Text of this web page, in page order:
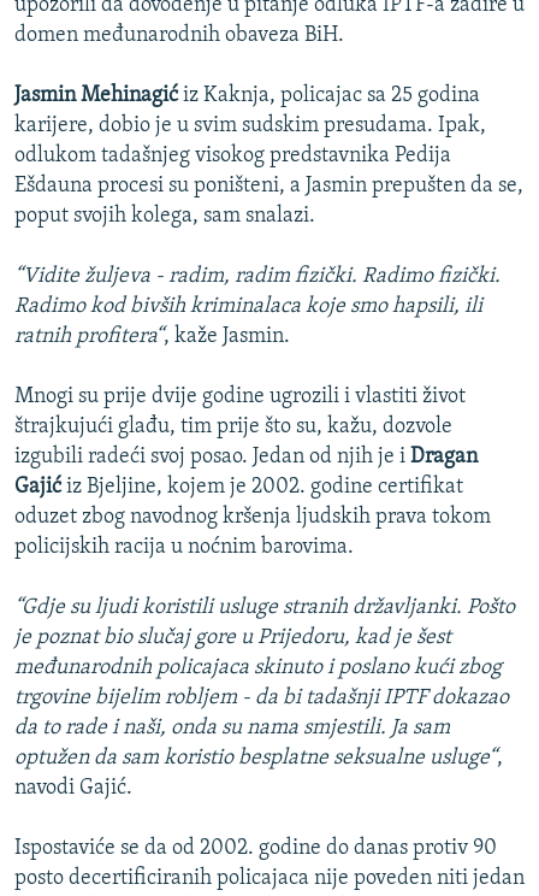
upozorili da dovođenje u pitanje odluka IPTF-a zadire u
domen međunarodnih obaveza BiH.
Jasmin Mehinagićiz Kaknja, policajac sa 25 godina
karijere, dobio je u svim sudskim presudama. Ipak,
odlukom tadašnjeg visokog predstavnika Pedija
Ešdauna procesi su poništeni, a Jasmin prepušten da se,
poput svojih kolega, sam snalazi.
“Vidite žuljeva - radim, radim fizički. Radimo fizički.
Radimo kod bivših kriminalaca koje smo hapsili, ili
ratnih profitera“, kaže Jasmin.
Mnogi su prije dvije godine ugrozili i vlastiti život
štrajkujući glađu, tim prije što su, kažu, dozvole
izgubili radeći svoj posao. Jedan od njih je i Dragan
Gajićiz Bjeljine, kojem je 2002. godine certifikat
oduzet zbog navodnog kršenja ljudskih prava tokom
policijskih racija u noćnim barovima.
“Gdje su ljudi koristili usluge stranih državljanki. Pošto
je poznat bio slučaj gore u Prijedoru, kad je šest
međunarodnih policajaca skinuto i poslano kući zbog
trgovine bijelim robljem - da bi tadašnji IPTF dokazao
da to rade i naši, onda su nama smjestili. Ja sam
optužen da sam koristio besplatne seksualne usluge“,
navodi Gajić.
Ispostaviće se da od 2002. godine do danas protiv 90
posto decertificiranih policajaca nije poveden niti jedan